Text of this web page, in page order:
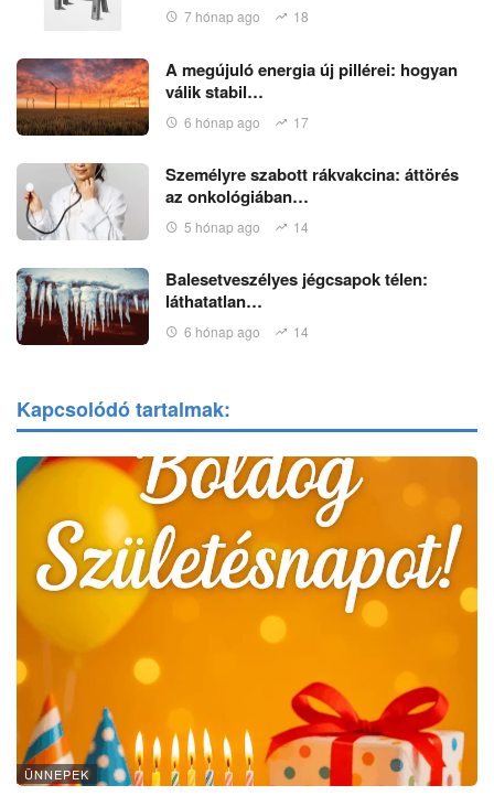
7 hónap ago 18
A megújuló energia új pillérei: hogyan
válik stabil…
6 hónap ago 17
Személyre szabott rákvakcina: áttörés
az onkológiában…
5 hónap ago 14
Balesetveszélyes jégcsapok télen:
láthatatlan…
6 hónap ago 14
Kapcsolódó tartalmak:
ÜNNEPEK